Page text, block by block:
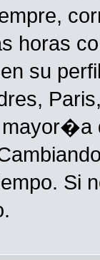
horas
su
Si